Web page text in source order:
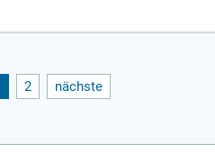
2 nächste